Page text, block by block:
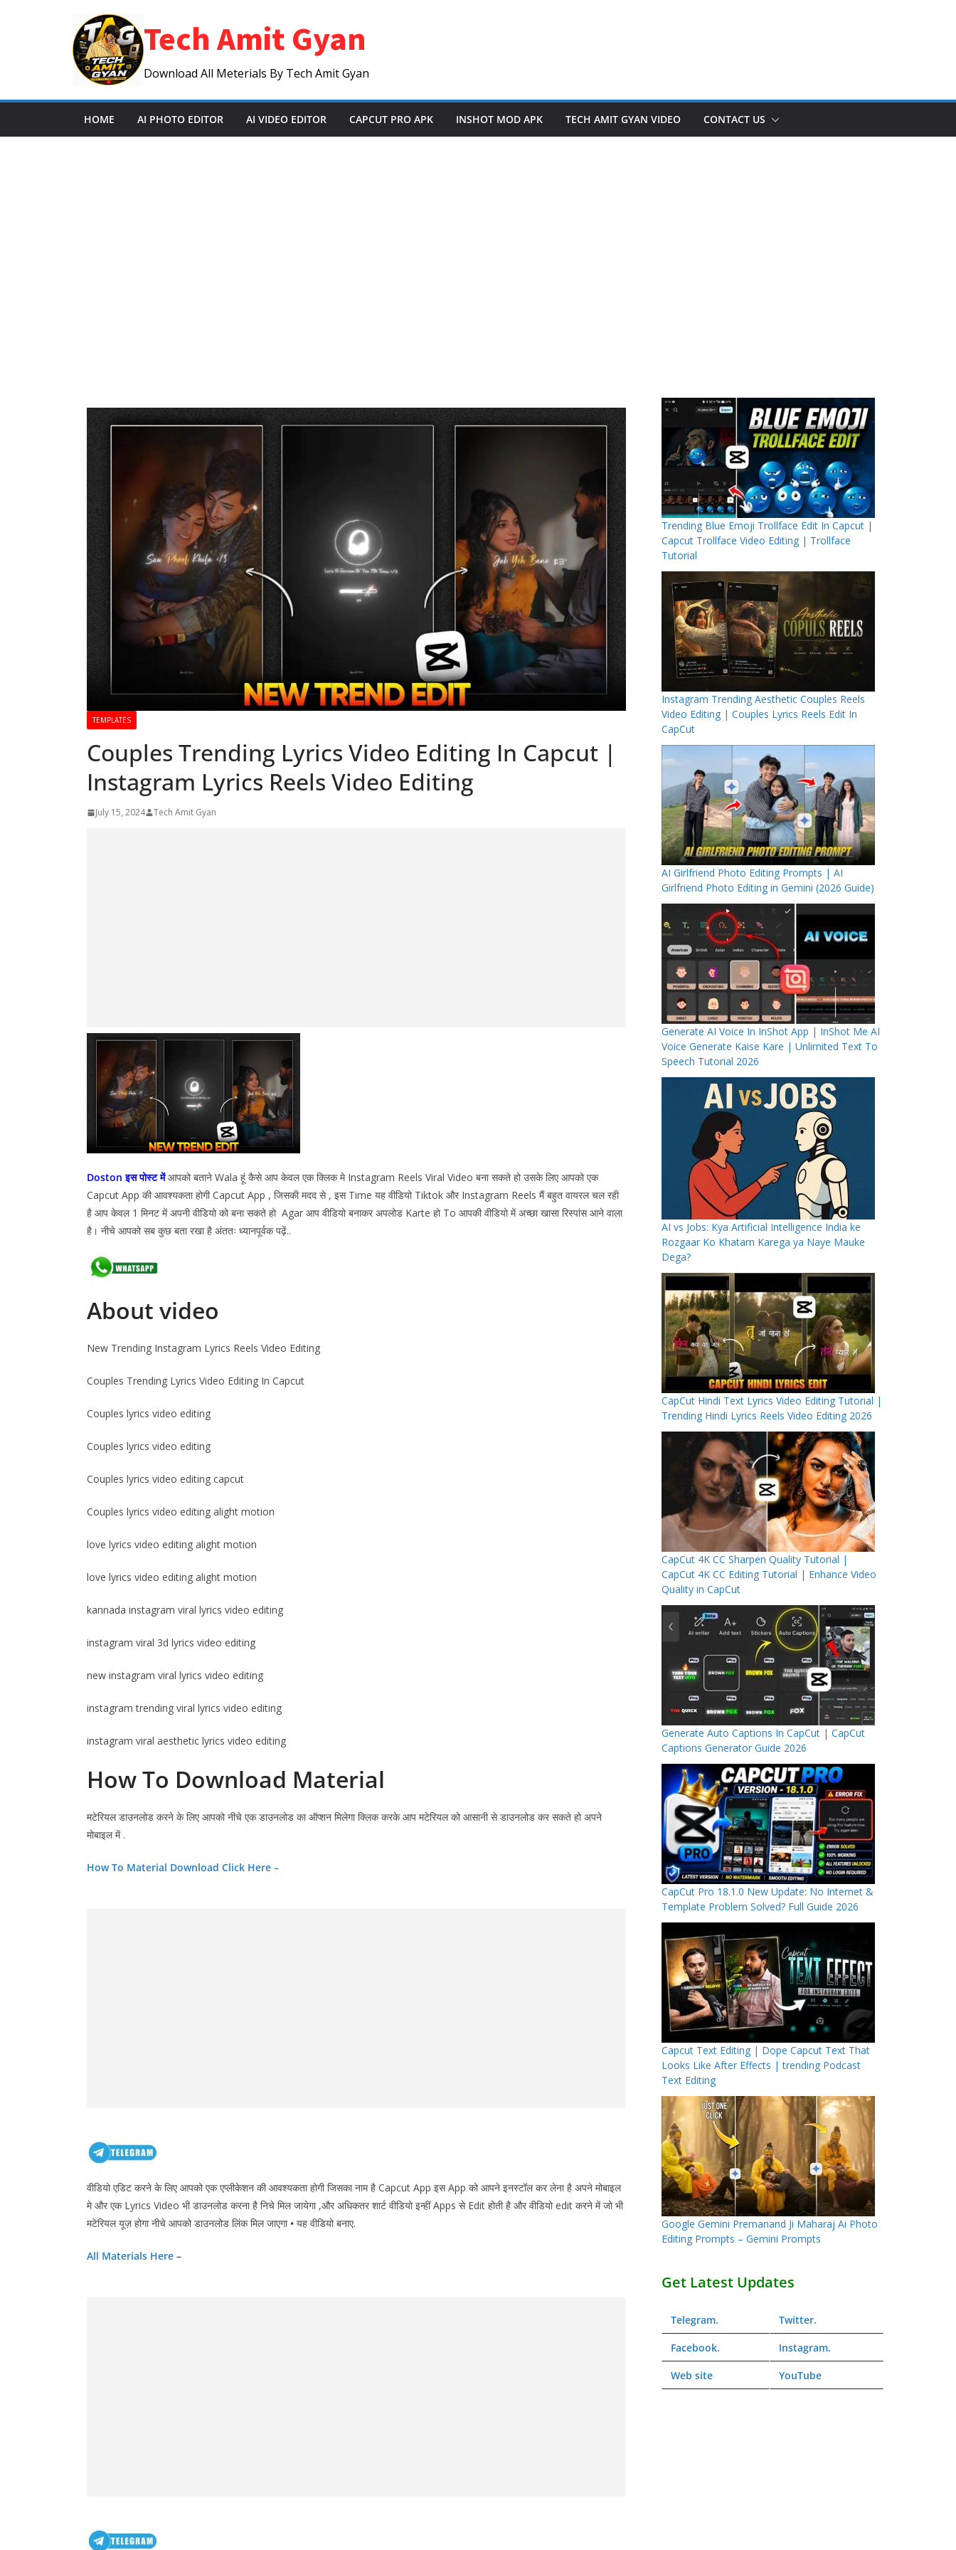
Tech Amit Gyan
Download All Meterials By Tech Amit Gyan
HOME AI PHOTO EDITOR AI VIDEO EDITOR CAPCUT PRO APK INSHOT MOD APK TECH AMIT GYAN VIDEO CONTACT US
TEMPLATES
Couples Trending Lyrics Video Editing In Capcut |
Instagram Lyrics Reels Video Editing
July 15, 2024 Tech Amit Gyan
Doston इस पोस्ट मेंआपको बताने Wala हूं कैसे आप केवल एक क्लिक मे Instagram Reels Viral Video बना सकते हो उसके लिए आपको एक
Capcut App की आवश्यकता होगी Capcut App , जिसकी मदद से , इस Time यह वीडियो Tiktok और Instagram Reels मैं बहुत वायरल चल रही
है आप केवल 1 मिनट में अपनी वीडियो को बना सकते हो Agar आप वीडियो बनाकर अपलोड Karte हो To आपकी वीडियो में अच्छा खासा रिस्पांस आने वाला
है। नीचे आपको सब कुछ बता रखा है अंततः ध्यानपूर्वक पढ़ें..
About video
New Trending Instagram Lyrics Reels Video Editing
Couples Trending Lyrics Video Editing In Capcut
Couples lyrics video editing
Couples lyrics video editing
Couples lyrics video editing capcut
Couples lyrics video editing alight motion
love lyrics video editing alight motion
love lyrics video editing alight motion
kannada instagram viral lyrics video editing
instagram viral 3d lyrics video editing
new instagram viral lyrics video editing
instagram trending viral lyrics video editing
instagram viral aesthetic lyrics video editing
How To Download Material
मटेरियल डाउनलोड करने के लिए आपको नीचे एक डाउनलोड का ऑप्शन मिलेगा क्लिक करके आप मटेरियल को आसानी से डाउनलोड कर सकते हो अपने
मोबाइल में .
How To Material Download Click Here –
वीडियो एडिट करने के लिए आपको एक एप्लीकेशन की आवश्यकता होगी जिसका नाम है Capcut App इस App को आपने इनस्टॉल कर लेना है अपने मोबाइल
मे और एक Lyrics Video भी डाउनलोड करना है निचे मिल जायेगा ,और अधिकतर शार्ट वीडियो इन्हीं Apps से Edit होती है और वीडियो edit करने में जो भी
मटेरियल यूज़ होगा नीचे आपको डाउनलोड लिंक मिल जाएगा • यह वीडियो बनाए.
All Materials Here –
Trending Blue Emoji Trollface Edit In Capcut |
Capcut Trollface Video Editing | Trollface
Tutorial
Instagram Trending Aesthetic Couples Reels
Video Editing | Couples Lyrics Reels Edit In
CapCut
AI Girlfriend Photo Editing Prompts | AI
Girlfriend Photo Editing in Gemini (2026 Guide)
Generate AI Voice In InShot App | InShot Me AI
Voice Generate Kaise Kare | Unlimited Text To
Speech Tutorial 2026
AI vs Jobs: Kya Artificial Intelligence India ke
Rozgaar Ko Khatam Karega ya Naye Mauke
Dega?
CapCut Hindi Text Lyrics Video Editing Tutorial |
Trending Hindi Lyrics Reels Video Editing 2026
CapCut 4K CC Sharpen Quality Tutorial |
CapCut 4K CC Editing Tutorial | Enhance Video
Quality in CapCut
Generate Auto Captions In CapCut | CapCut
Captions Generator Guide 2026
CapCut Pro 18.1.0 New Update: No Internet &
Template Problem Solved? Full Guide 2026
Capcut Text Editing | Dope Capcut Text That
Looks Like After Effects | trending Podcast
Text Editing
Google Gemini Premanand Ji Maharaj Ai Photo
Editing Prompts – Gemini Prompts
Get Latest Updates
Telegram. Twitter.
Facebook. Instagram.
Web site YouTube